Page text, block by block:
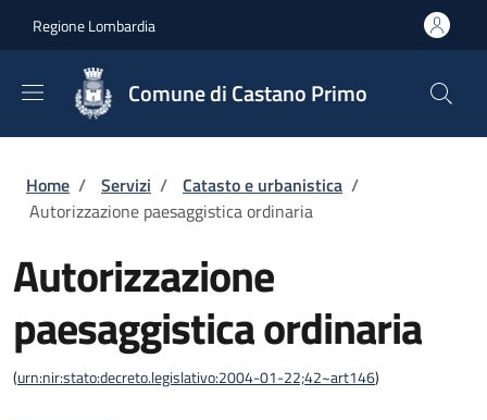
Regione Lombardia
Comune di Castano Primo
Briciole di pane
Home / Servizi / Catasto e urbanistica /
Autorizzazione paesaggistica ordinaria
Autorizzazione
paesaggistica ordinaria
(urn:nir:stato:decreto.legislativo:2004-01-22;42~art146)